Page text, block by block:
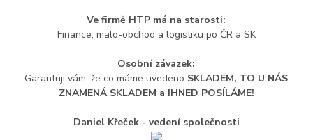
Ve firmě HTP má na starosti:
Finance, malo-obchod a logistiku po ČR a SK
Osobní závazek:
Garantuji vám, že co máme uvedeno SKLADEM, TO U NÁS
ZNAMENÁ SKLADEM a IHNED POSÍLÁME!
Daniel Křeček - vedení společnosti